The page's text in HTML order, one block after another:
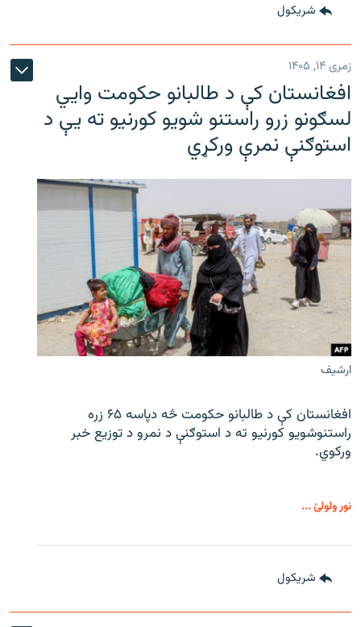
شريکول
زمری ۱۴, ۱۴۰۵
افغانستان کې د طالبانو حکومت وايي
لسګونو زرو راستنو شویو کورنیو ته یې د
استوګنې نمرې ورکړي
ارشیف
افغانستان کې د طالبانو حکومت څه دپاسه ۶۵ زره
راستنوشویو کورنیو ته د استوګنې د نمرو د توزیع خبر
ورکوي.
نور ولولئ ...
شريکول